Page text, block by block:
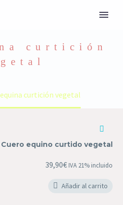
curtición
curtición vegetal
curtido
Cuero equino curtido vegetal
39,90€ IVA 21% incluido
Añadir al carrito